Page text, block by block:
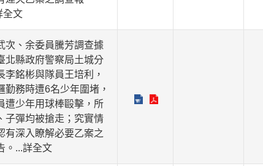
全文
次、余委員騰芳調查據
北縣政府警察局土城分
李銘彬與隊員王培利，
勤務時遭6名少年圍堵，
遭少年用球棒毆擊，所
子彈均被搶走；究實情
有深入瞭解必要乙案之
。 ...詳全文